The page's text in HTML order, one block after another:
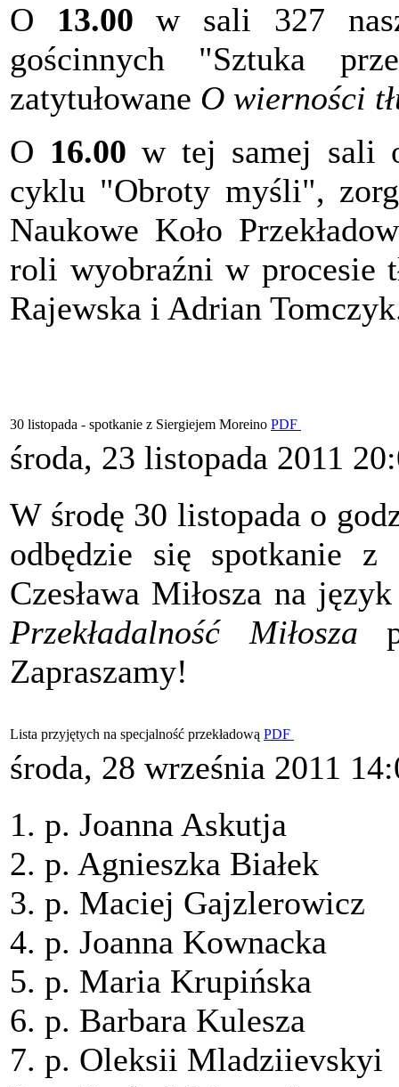
O 13.00 w sali 327
gościnnych "Sztuka
zatytułowane O wierności
O 16.00 w tej samej sali
cyklu "Obroty myśli",
Naukowe Koło
roli wyobraźni w procesie
Rajewska i Adrian
30 listopada - spotkanie z Siergiejem Moreino PDF
środa, 23 listopada 2011
W środę 30 listopada o
odbędzie się spotkanie z
Czesława Miłosza na
Przekładalność Miłosza
Zapraszamy!
Lista przyjętych na specjalność przekładową PDF
środa, 28 września 2011
1. p. Joanna Askutja
2. p. Agnieszka Białek
3. p. Maciej Gajzlerowicz
4. p. Joanna Kownacka
5. p. Maria Krupińska
6. p. Barbara Kulesza
7. p. Oleksii Mladziievskyi